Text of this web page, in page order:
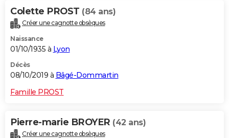
Colette PROST (84 ans)
Créer une cagnotte obsèques
Naissance
01/10/1935 à Lyon
Décès
08/10/2019 à Bâgé-Dommartin
Famille PROST
Pierre-marie BROYER (42 ans)
Créer une cagnotte obsèques